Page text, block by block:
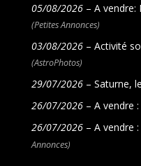
05/08/2026– A vendre:
(Petites Annonces)
03/08/2026– Activité
(AstroPhotos)
29/07/2026– Saturne,
26/07/2026– A vendre
26/07/2026– A vendre
Annonces)